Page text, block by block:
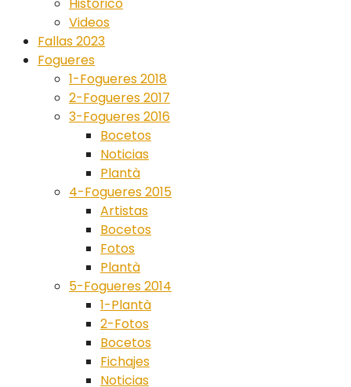
Videos
Fallas 2023
Fogueres
1-Fogueres 2018
2-Fogueres 2017
3-Fogueres 2016
Bocetos
Noticias
Plantà
4-Fogueres 2015
Artistas
Bocetos
Fotos
Plantà
5-Fogueres 2014
1-Plantà
2-Fotos
Bocetos
Fichajes
Noticias